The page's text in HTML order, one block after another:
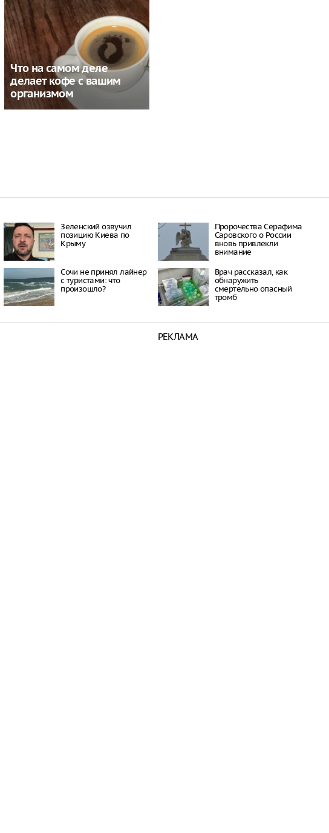
Что на самом деле
делает кофе с вашим
организмом
Зеленский озвучил
позицию Киева по
Крыму
Пророчества Серафима
Саровского о России
вновь привлекли
внимание
Сочи не принял лайнер
с туристами: что
произошло?
Врач рассказал, как
обнаружить
смертельно опасный
тромб
РЕКЛАМА